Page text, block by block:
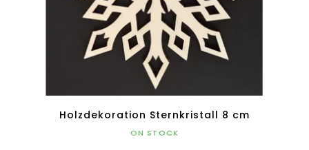
Holzdekoration Sternkristall 8 cm
ON STOCK